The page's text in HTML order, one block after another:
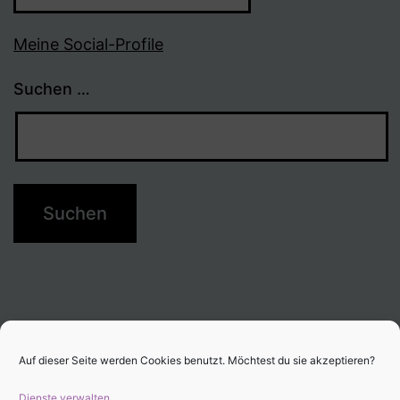
Auf dieser Seite werden Cookies benutzt. Möchtest du sie akzeptieren?
Meine Social-Profile
Suchen …